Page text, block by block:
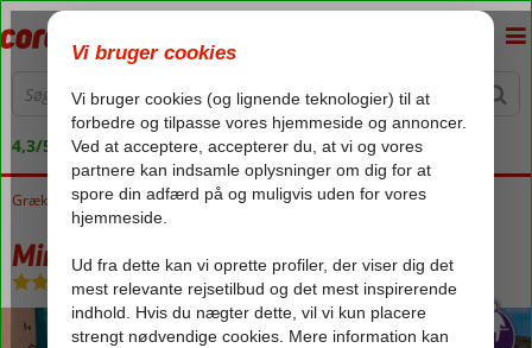
4,3/5 på Trustpilot
Forside
Grækenland Kreta Rethymnon Minos Ambassador
Minos Ambassador
Halvpension-Hotel